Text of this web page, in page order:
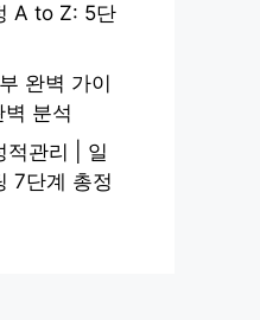
A to Z: 5단
완벽 가이
분석
적관리 | 일
7단계 총정